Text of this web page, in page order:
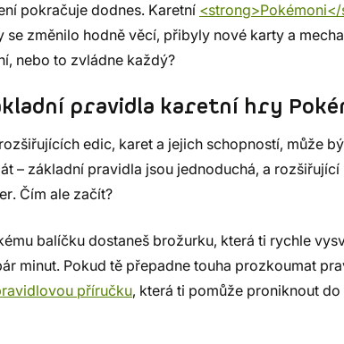
pokračuje dodnes. Karetní
se změnilo hodně věcí, přibyly nové karty a
nebo to zvládne každý?
pravidla karetní hry
edic, karet a jejich schopností, může
– základní pravidla jsou jednoduchá, a
Čím ale začít?
balíčku dostaneš brožurku, která ti rychle
minut. Pokud tě přepadne touha prozkoumat
příručku, která ti pomůže proniknout